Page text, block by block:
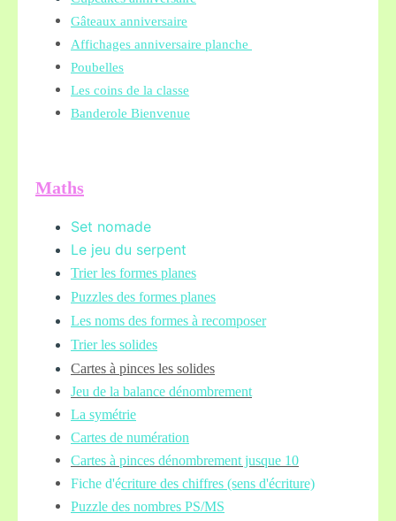
Gâteaux anniversaire
Affichages anniversaire planche
Poubelles
Les coins de la classe
Banderole Bienvenue
Maths
Set nomade
Le jeu du serpent
Trier les formes planes
Puzzles des formes planes
Les noms des formes à recomposer
Trier les solides
Cartes à pinces les solides
Jeu de la balance dénombrement
La symétrie
Cartes de numération
Cartes à pinces dénombrement jusque 10
Fiche d'écriture des chiffres (sens d'écriture)
Puzzle des nombres PS/MS